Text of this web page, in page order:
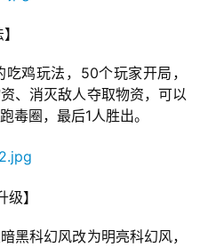
鸡玩法，50个玩家开局，
、消灭敌人夺取物资，可以
毒圈，最后1人胜出。
】
黑科幻风改为明亮科幻风，